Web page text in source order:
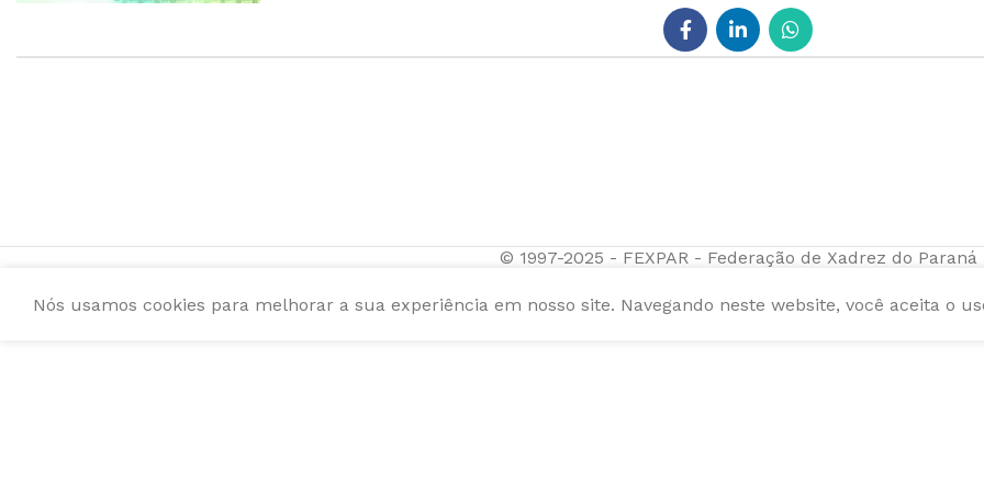
© 1997-2025 - FEXPAR - Federação de Xadrez do Paraná
Nós usamos cookies para melhorar a sua experiência em nosso site. Navegando neste website, você aceita o